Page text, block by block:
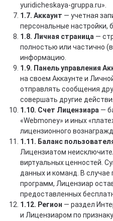
yuridicheskaya-gruppa.ru».
1.7. Аккаунт — учетная
персональные настройки,
1.8. Личная страница —
полностью или частично
информацию.
1.9. Панель управления
на своем Аккаунте и
отправлять сообщения
совершать другие
1.10. Счет Лицензиара —
«Webmoney» и иных
лицензионного
1.11. Баланс
Лицензиатом
виртуальных ценностей.
данных и команд. В
программ, Лицензиар
предоставленных
1.12. Регион — раздел
и Лицензиаром по